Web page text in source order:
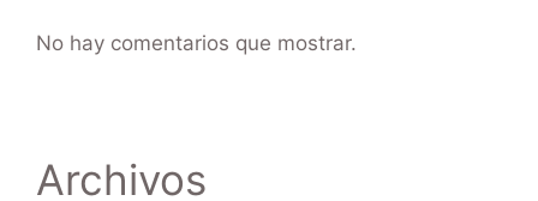
No hay comentarios que mostrar.
Archivos